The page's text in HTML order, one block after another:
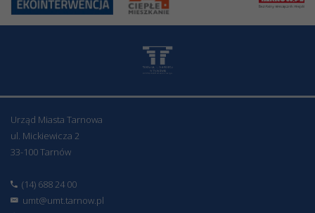
Urząd Miasta Tarnowa
ul. Mickiewicza 2
33-100 Tarnów
(14) 688 24 00
umt@umt.tarnow.pl